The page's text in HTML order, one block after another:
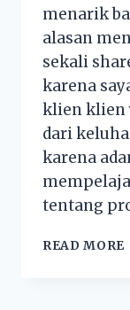
menarik
alasan
sekali
karena
klien klien
dari
karena
tentang
READ MORE